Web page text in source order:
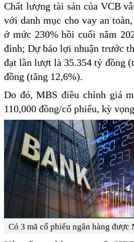
Chất lượng tài sản của VCB
với danh mục cho vay an
ở mức 230% hồi cuối năm
đỉnh; Dự báo lợi nhuận trước
đạt lần lượt là 35.354 tỷ đồng
đồng (tăng 12,6%).
Do đó, MBS điều chỉnh giá
110,000 đồng/cổ phiếu, kỳ
Có 3 mã cổ phiếu ngân hàng